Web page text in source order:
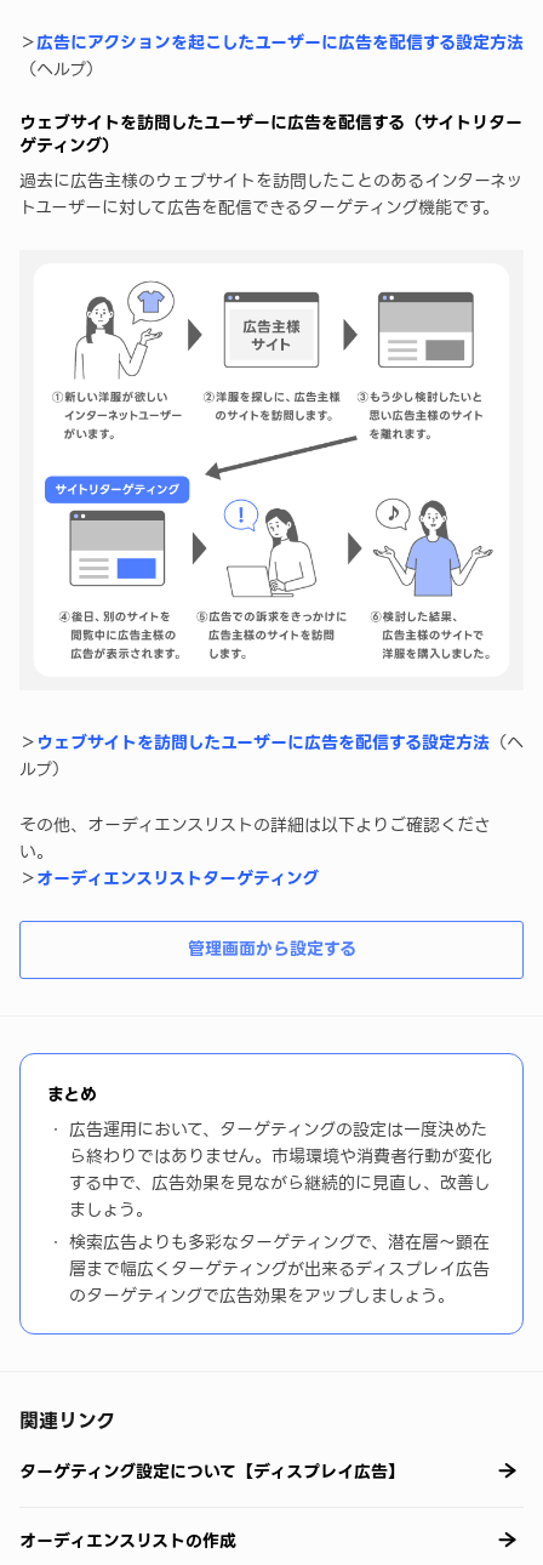
＞広告にアクションを起こしたユーザーに広告を配信する設定方法
（ヘルプ）
ウェブサイトを訪問したユーザーに広告を配信する（サイトリター
ゲティング）
過去に広告主様のウェブサイトを訪問したことのあるインターネッ
トユーザーに対して広告を配信できるターゲティング機能です。
＞ウェブサイトを訪問したユーザーに広告を配信する設定方法 （ヘ
ルプ）
その他、オーディエンスリストの詳細は以下よりご確認くださ
い。
＞オーディエンスリストターゲティング
管理画面から設定する
まとめ
広告運用において、ターゲティングの設定は一度決めた
ら終わりではありません。市場環境や消費者行動が変化
する中で、広告効果を見ながら継続的に見直し、改善し
ましょう。
検索広告よりも多彩なターゲティングで、潜在層～顕在
層まで幅広くターゲティングが出来るディスプレイ広告
のターゲティングで広告効果をアップしましょう。
関連リンク
ターゲティング設定について【ディスプレイ広告】
オーディエンスリストの作成